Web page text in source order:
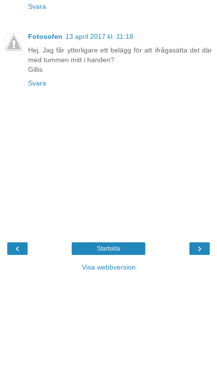
Svara
Fotosofen 13 april 2017 kl. 11:18
Hej. Jag får ytterligare ett belägg för att ifrågasätta det där
med tummen mitt i handen?
Gillis
Svara
‹ ›
Startsida
Visa webbversion